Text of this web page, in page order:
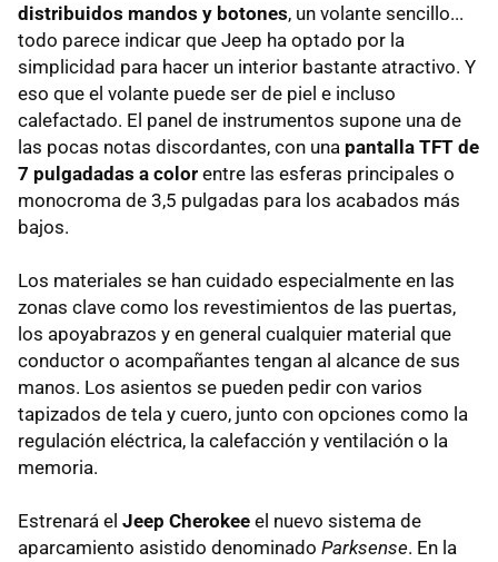
distribuidos mandos y botones, un volante sencillo...
todo parece indicar que Jeep ha optado por la
simplicidad para hacer un interior bastante atractivo. Y
eso que el volante puede ser de piel e incluso
calefactado. El panel de instrumentos supone una de
las pocas notas discordantes, con una pantalla TFT de
7 pulgadadas a color entre las esferas principales o
monocroma de 3,5 pulgadas para los acabados más
bajos.
Los materiales se han cuidado especialmente en las
zonas clave como los revestimientos de las puertas,
los apoyabrazos y en general cualquier material que
conductor o acompañantes tengan al alcance de sus
manos. Los asientos se pueden pedir con varios
tapizados de tela y cuero, junto con opciones como la
regulación eléctrica, la calefacción y ventilación o la
memoria.
Estrenará el Jeep Cherokee el nuevo sistema de
aparcamiento asistido denominado Parksense. En la